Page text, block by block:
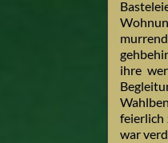
ihre
feierlich
war